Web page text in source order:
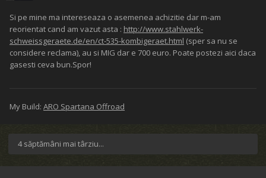
Si pe mine ma intereseaza o asemenea achizitie dar m-am
reorientat cand am vazut asta : http://www.stahlwerk-
schweissgeraete.de/en/ct-535-kombigeraet.html (sper sa nu se
considere reclama), au si MIG dar e 700 euro. Poate postezi aici daca
gasesti ceva bun.Spor!
My Build: ARO Spartana Offroad
4 săptămâni mai târziu...